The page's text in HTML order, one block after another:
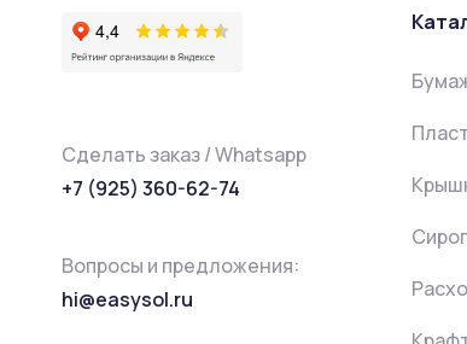
Сделать заказ / Whatsapp
+7 (925) 360-62-74
Вопросы и предложения:
hi@easysol.ru